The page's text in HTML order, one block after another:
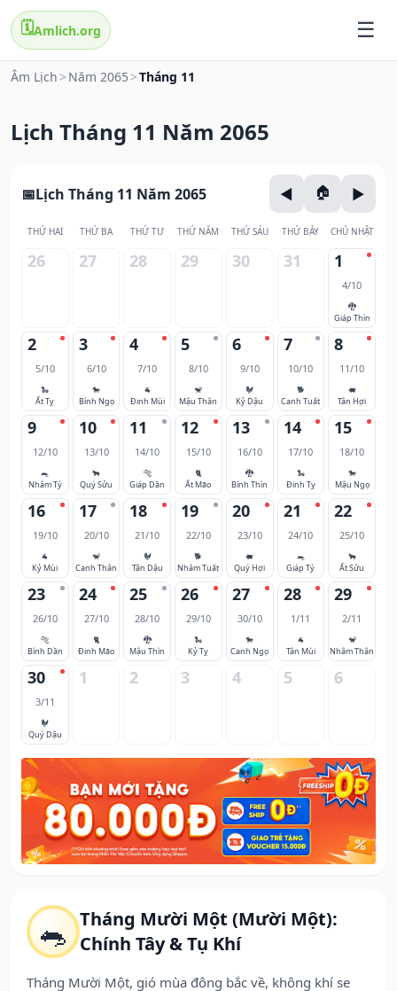
🗓️Amlich.org
Âm Lịch > Năm 2065 >Tháng 11
Lịch Tháng 11 Năm 2065
🐀 Tháng Mười Một (Mười Một):
Chính Tây & Tụ Khí
Tháng Mười Một, gió mùa đông bắc về, không khí se
Lịch Tháng 11 Năm 2065
THỨ HAI THỨ BA THỨ TƯ THỨ NĂM THỨ SÁU THỨ BẢY CHỦ NHẬT
26 27 28 29 30 31 1
4/10
🐉
Giáp Thìn
2
5/10
🐍
Ất Tỵ
3
6/10
🐎
Bính Ngọ
4
7/10
🐐
Đinh Mùi
5
8/10
🐒
Mậu Thân
6
9/10
🐓
Kỷ Dậu
7
10/10
🐕
Canh Tuất
8
11/10
🐖
Tân Hợi
9
12/10
🐀
Nhâm Tý
10
13/10
🐂
Quý Sửu
11
14/10
🐅
Giáp Dần
12
15/10
🐈
Ất Mão
13
16/10
🐉
Bính Thìn
14
17/10
🐍
Đinh Tỵ
15
18/10
🐎
Mậu Ngọ
16
19/10
🐐
Kỷ Mùi
17
20/10
🐒
Canh Thân
18
21/10
🐓
Tân Dậu
19
22/10
🐕
Nhâm Tuất
20
23/10
🐖
Quý Hợi
21
24/10
🐀
Giáp Tý
22
25/10
🐂
Ất Sửu
23
26/10
🐅
Bính Dần
24
27/10
🐈
Đinh Mão
25
28/10
🐉
Mậu Thìn
26
29/10
🐍
Kỷ Tỵ
27
30/10
🐎
Canh Ngọ
28
1/11
🐐
Tân Mùi
29
2/11
🐒
Nhâm Thân
30
3/11
🐓
Quý Dậu
1 2 3 4 5 6